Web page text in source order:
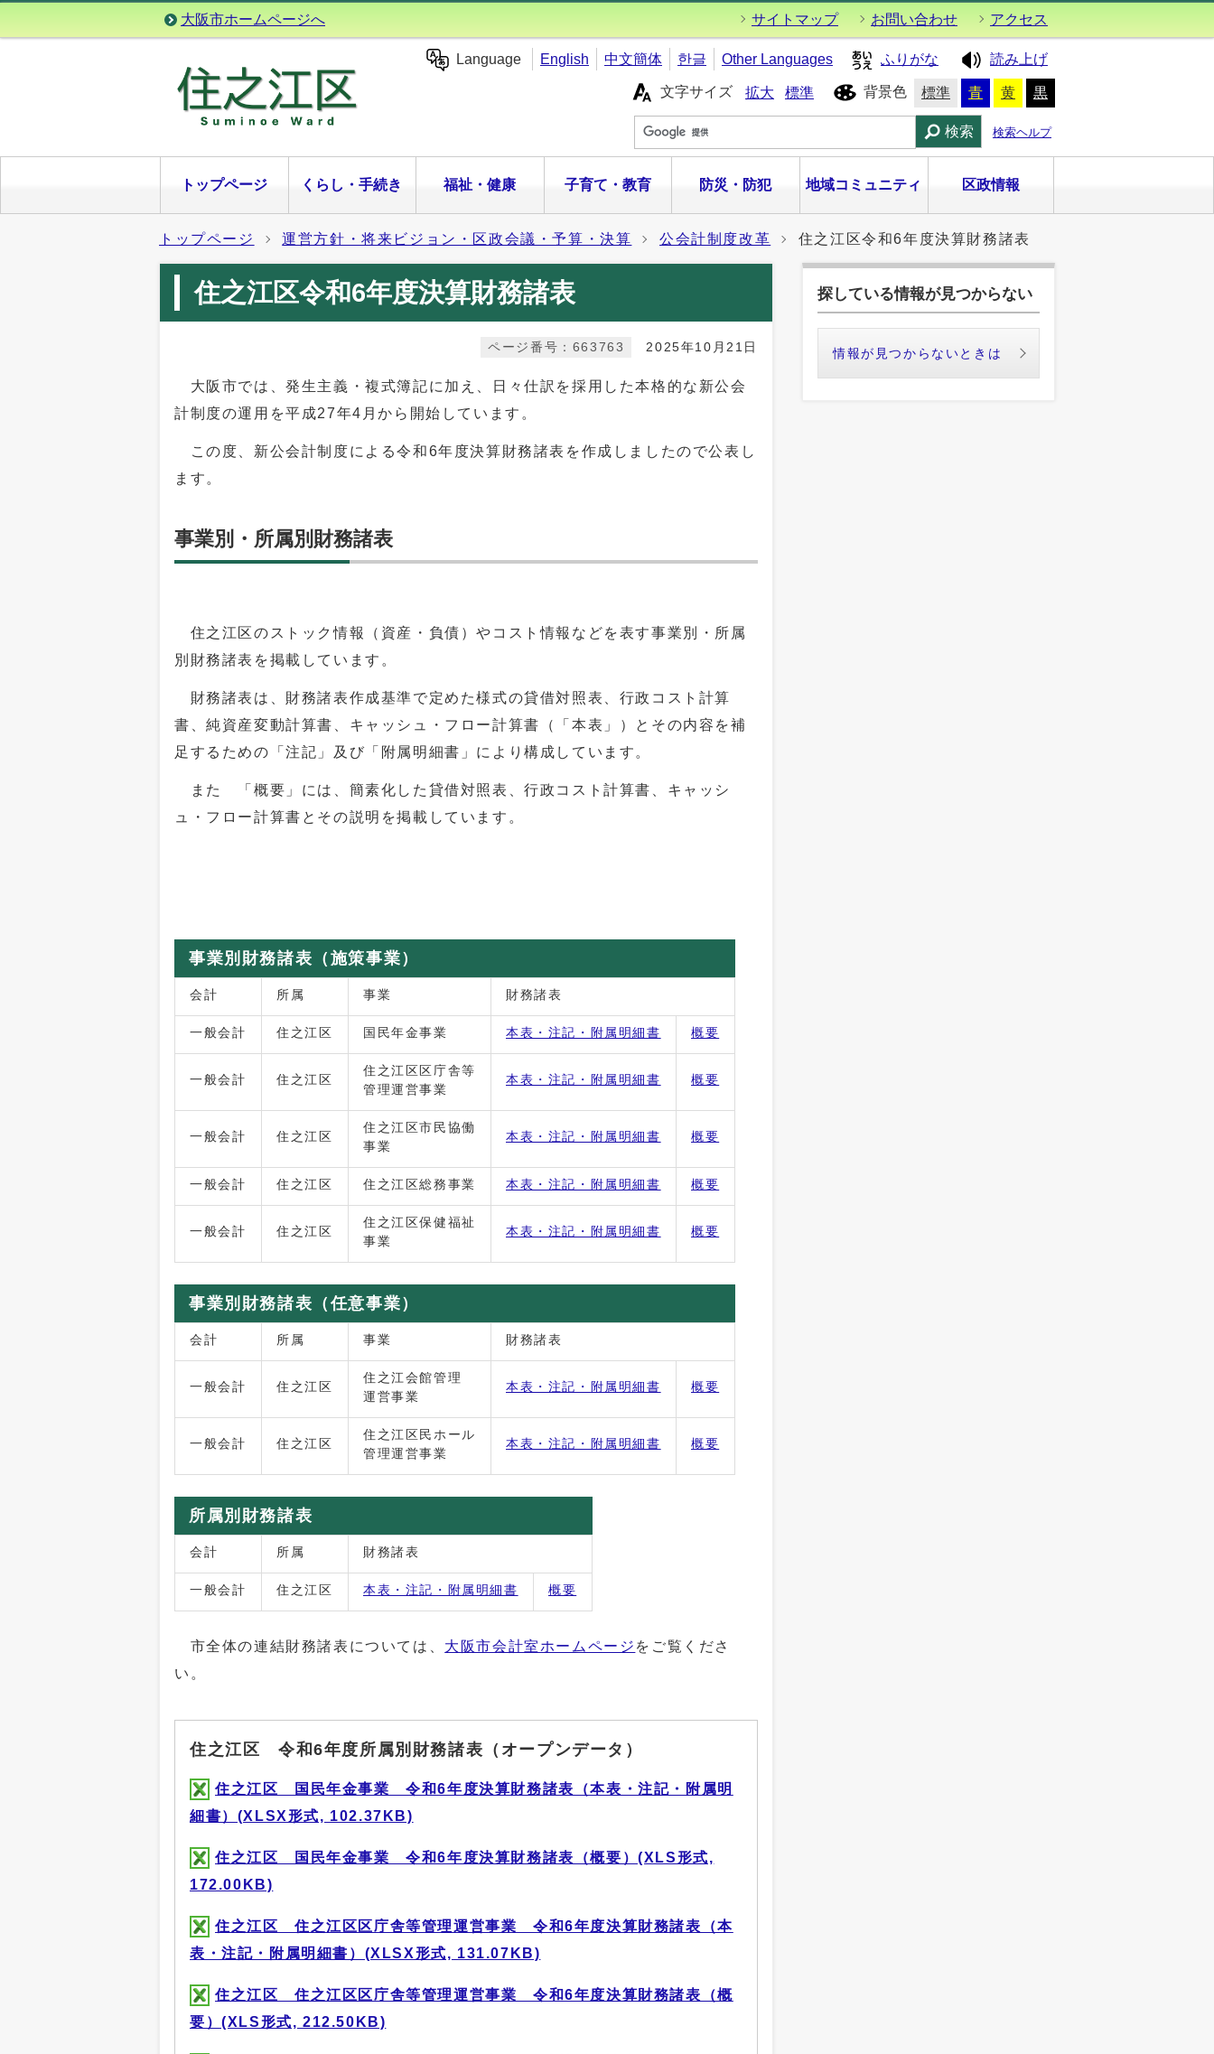
大阪市ホームページへ サイトマップ お問い合わせ アクセス
Language English 中文簡体 한글 Other Languages ふりがな 読み上げ
文字サイズ 拡大 標準 背景色 標準 青 黄 黒
検索 検索ヘルプ
トップページ くらし・手続き 福祉・健康 子育て・教育 防災・防犯 地域コミュニティ 区政情報
トップページ 運営方針・将来ビジョン・区政会議・予算・決算 公会計制度改革 住之江区令和6年度決算財務諸表
住之江区令和6年度決算財務諸表
2025年10月21日
ページ番号：663763
大阪市では、発生主義・複式簿記に加え、日々仕訳を採用した本格的な新公会
計制度の運用を平成27年4月から開始しています。
この度、新公会計制度による令和6年度決算財務諸表を作成しましたので公表し
ます。
事業別・所属別財務諸表
住之江区のストック情報（資産・負債）やコスト情報などを表す事業別・所属
別財務諸表を掲載しています。
財務諸表は、財務諸表作成基準で定めた様式の貸借対照表、行政コスト計算
書、純資産変動計算書、キャッシュ・フロー計算書（「本表」）とその内容を補
足するための「注記」及び「附属明細書」により構成しています。
また 「概要」には、簡素化した貸借対照表、行政コスト計算書、キャッシ
ュ・フロー計算書とその説明を掲載しています。
事業別財務諸表（施策事業）
会計 所属 事業 財務諸表
一般会計 住之江区 国民年金事業 本表・注記・附属明細書 概要
一般会計 住之江区
住之江区区庁舎等
管理運営事業
本表・注記・附属明細書 概要
一般会計 住之江区
住之江区市民協働
事業
本表・注記・附属明細書 概要
一般会計 住之江区 住之江区総務事業 本表・注記・附属明細書 概要
一般会計 住之江区
住之江区保健福祉
事業
本表・注記・附属明細書 概要
事業別財務諸表（任意事業）
会計 所属 事業 財務諸表
一般会計 住之江区
住之江会館管理
運営事業
本表・注記・附属明細書 概要
一般会計 住之江区
住之江区民ホール
管理運営事業
本表・注記・附属明細書 概要
所属別財務諸表
会計 所属 財務諸表
一般会計 住之江区 本表・注記・附属明細書 概要
市全体の連結財務諸表については、 大阪市会計室ホームページ をご覧くださ
い。
住之江区 令和6年度所属別財務諸表（オープンデータ）
住之江区 国民年金事業 令和6年度決算財務諸表（本表・注記・附属明
細書）(XLSX形式, 102.37KB)
住之江区 国民年金事業 令和6年度決算財務諸表（概要）(XLS形式,
172.00KB)
住之江区 住之江区区庁舎等管理運営事業 令和6年度決算財務諸表（本
表・注記・附属明細書）(XLSX形式, 131.07KB)
住之江区 住之江区区庁舎等管理運営事業 令和6年度決算財務諸表（概
要）(XLS形式, 212.50KB)
探している情報が見つからない
情報が見つからないときは